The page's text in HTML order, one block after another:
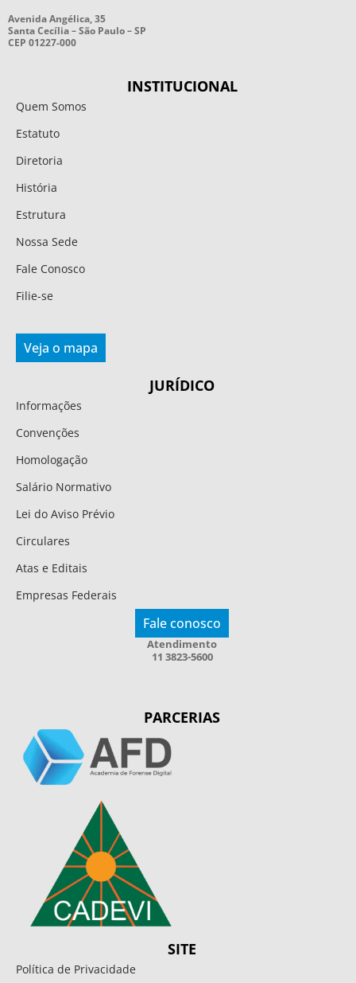
Avenida Angélica, 35
Santa Cecília – São Paulo – SP
CEP 01227-000
INSTITUCIONAL
Quem Somos
Estatuto
Diretoria
História
Estrutura
Nossa Sede
Fale Conosco
Filie-se
Veja o mapa
JURÍDICO
Informações
Convenções
Homologação
Salário Normativo
Lei do Aviso Prévio
Circulares
Atas e Editais
Empresas Federais
Fale conosco
Atendimento
11 3823-5600
PARCERIAS
SITE
Política de Privacidade